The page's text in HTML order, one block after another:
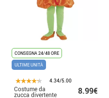
CONSEGNA 24/48 ORE
ULTIME UNITÀ
4.34/5.00
Costume da
zucca divertente 8.99€